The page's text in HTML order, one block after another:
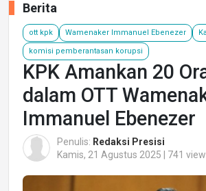
Berita
ott kpk Wamenaker Immanuel Ebenezer
komisi pemberantasan korupsi
KPK Amankan 20
dalam OTT
Immanuel Ebenezer
Penulis: Redaksi Presisi
Kamis, 21 Agustus 2025 | 741